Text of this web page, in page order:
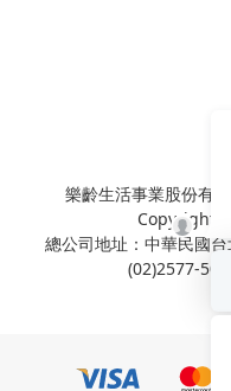
樂齡生活事業股份有
Copyright©
總公司地址：中華民國
(02)2577-